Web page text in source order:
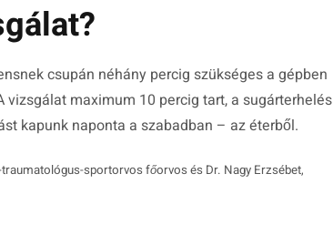
csupán néhány percig szükséges a gépben
maximum 10 percig tart, a sugárterhelés
kapunk naponta a szabadban – az éterből.
sportorvos főorvos és Dr. Nagy Erzsébet,